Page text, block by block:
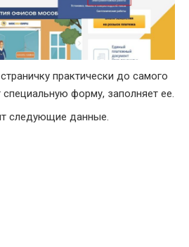
практически до самого
специальную форму, заполняет ее.
следующие данные.